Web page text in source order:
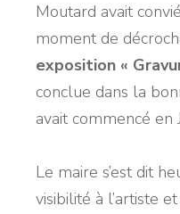
Moutard avait
moment de
exposition «
conclue dans la
avait commencé en
Le maire s’est dit
visibilité à l’artiste